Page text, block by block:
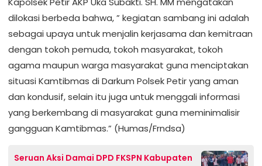
dilokasi berbeda bahwa, ” kegiatan sambang ini adalah
sebagai upaya untuk menjalin kerjasama dan kemitraan
dengan tokoh pemuda, tokoh masyarakat, tokoh
agama maupun warga masyarakat guna menciptakan
situasi Kamtibmas di Darkum Polsek Petir yang aman
dan kondusif, selain itu juga untuk menggali informasi
yang berkembang di masyarakat guna meminimalisir
gangguan Kamtibmas.” (Humas/Frndsa)
Seruan Aksi Damai DPD FKSPN Kabupaten